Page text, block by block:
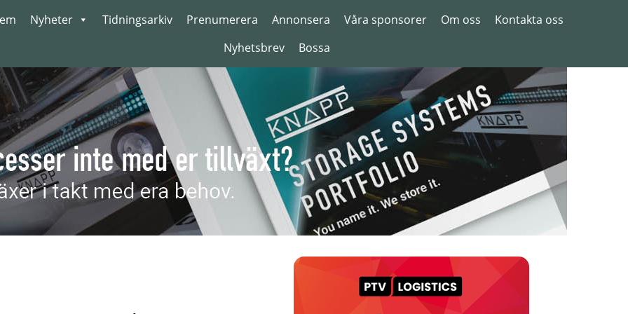
Nyheter Tidningsarkiv Prenumerera Annonsera Våra sponsorer Om oss
Kontakta oss
Nyhetsbrev
Bossa